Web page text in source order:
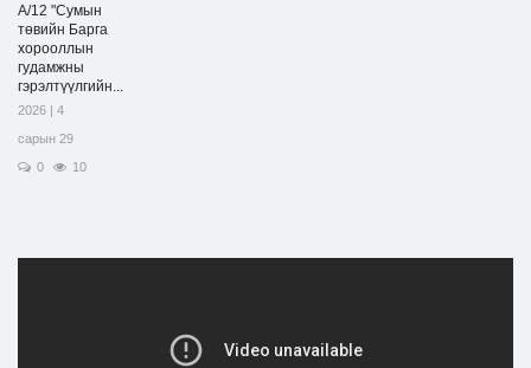
А/12 "Сумын
төвийн Барга
хорооллын
гудамжны
гэрэлтүүлгийн...
2026 | 4
сарын 29
0
10